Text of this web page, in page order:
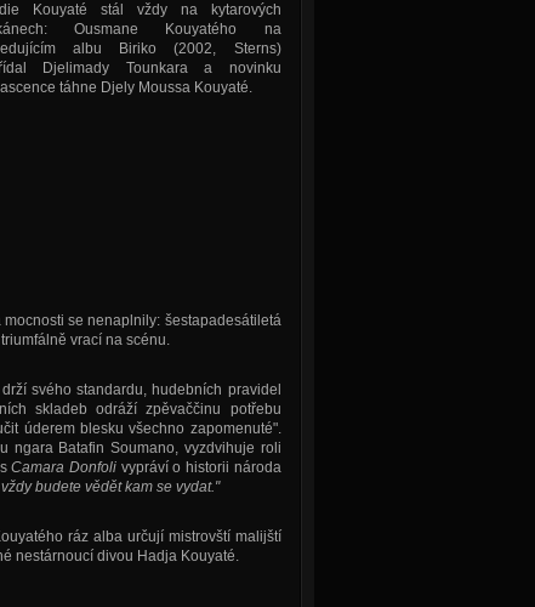
Kouyaté stál vždy na kytarových
Ousmane Kouyatého na
albu Biriko (2002, Sterns)
Djelimady Tounkara a novinku
táhne Djely Moussa Kouyaté.
se nenaplnily: šestapadesátiletá
vrací na scénu.
svého standardu, hudebních pravidel
skladeb odráží zpěvaččinu potřebu
úderem blesku všechno zapomenuté".
ngara Batafin Soumano, vyzdvihuje roli
Camara Donfoli vypráví o historii národa
budete vědět kam se vydat."
ráz alba určují mistrovští malijští
nestárnoucí divou Hadja Kouyaté.